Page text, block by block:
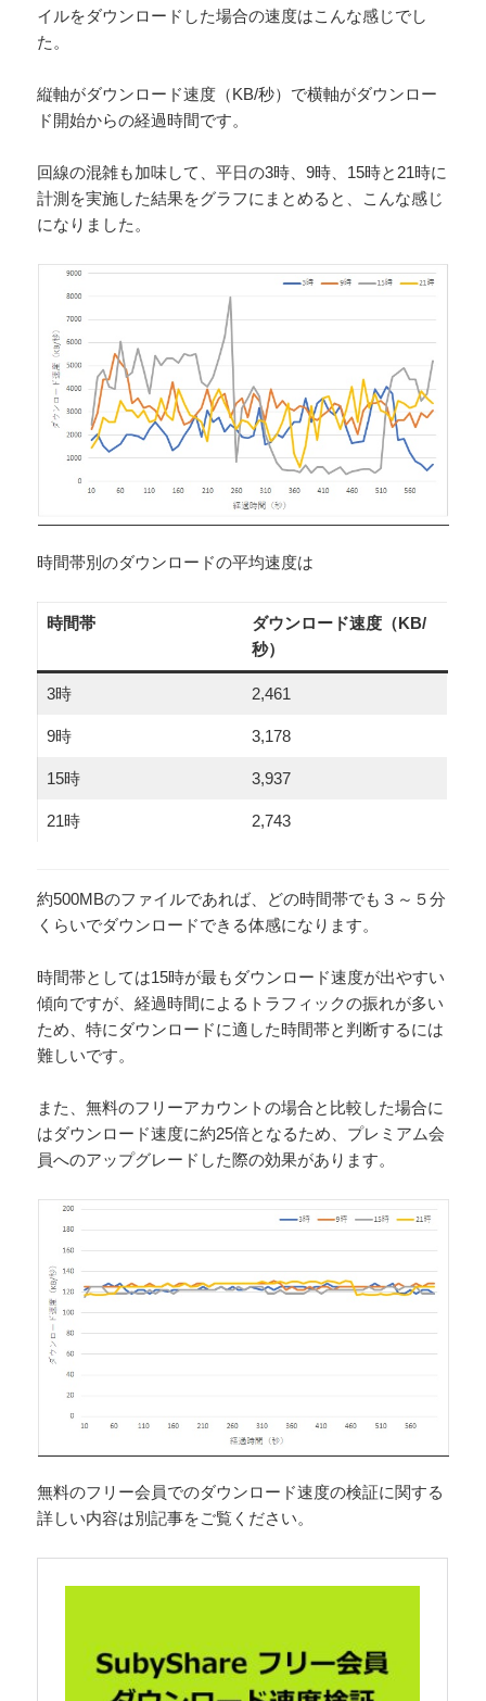
イルをダウンロードした場合の速度はこんな感じでし
た。
縦軸がダウンロード速度（KB/秒）で横軸がダウンロー
ド開始からの経過時間です。
回線の混雑も加味して、平日の3時、9時、15時と21時に
計測を実施した結果をグラフにまとめると、こんな感じ
になりました。
時間帯別のダウンロードの平均速度は
時間帯
ダウンロード速度（KB/
秒）
3時 2,461
9時 3,178
15時 3,937
21時 2,743
約500MBのファイルであれば、どの時間帯でも３～５分
くらいでダウンロードできる体感になります。
時間帯としては15時が最もダウンロード速度が出やすい
傾向ですが、経過時間によるトラフィックの振れが多い
ため、特にダウンロードに適した時間帯と判断するには
難しいです。
また、無料のフリーアカウントの場合と比較した場合に
はダウンロード速度に約25倍となるため、プレミアム会
員へのアップグレードした際の効果があります。
無料のフリー会員でのダウンロード速度の検証に関する
詳しい内容は別記事をご覧ください。